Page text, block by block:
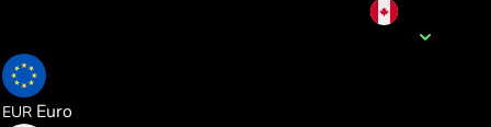
EUR Euro